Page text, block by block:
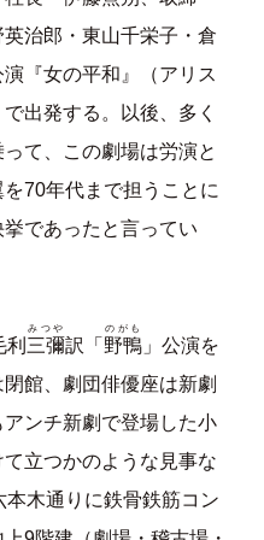
治郎・東山千栄子・倉
『女の平和』（アリス
出発する。以後、多く
て、この劇場は労演と
70年代まで担うことに
であったと言ってい
三彌
みつや
訳「 野鴨
のがも
」公演を
館、劇団俳優座は新劇
ンチ新劇で登場した小
立つかのような見事な
木通りに鉄骨鉄筋コン